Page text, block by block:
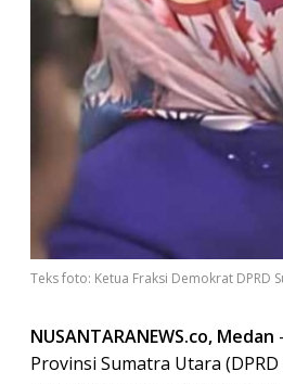
Teks foto: Ketua Fraksi Demokrat DPRD
NUSANTARANEWS.co, Medan
Provinsi Sumatra Utara